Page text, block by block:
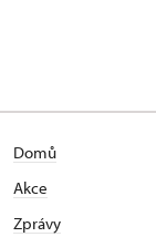
Domů
Akce
Zprávy